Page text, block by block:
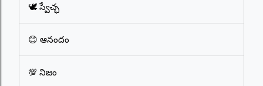
🕊️ స్వేచ్ఛ
😊 ఆనందం
💯 నిజం